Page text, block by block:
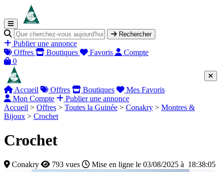
Rechercher
Publier une annonce
Offres
Boutiques Favoris
Compte
0
Accueil Offres Boutiques
Mes Favoris
Mon Compte
Publier une annonce
Accueil > Offres > Toutes la Guinée > Conakry > Montres &
Bijoux > Crochet
Crochet
Conakry 793 vues Mise en ligne le 03/08/2025 à 18:38:05